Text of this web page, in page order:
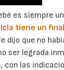
es siempre
tiene un
dijo que no
ser legrada
con las